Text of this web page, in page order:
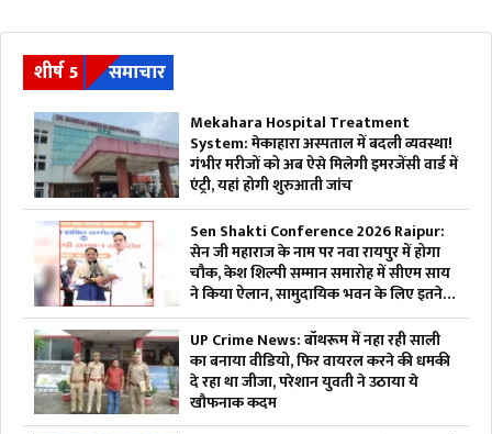
शीर्ष 5 समाचार
Mekahara Hospital Treatment
System: मेकाहारा अस्पताल में बदली व्यवस्था!
गंभीर मरीजों को अब ऐसे मिलेगी इमरजेंसी वार्ड में
एंट्री, यहां होगी शुरुआती जांच
Sen Shakti Conference 2026 Raipur:
सेन जी महाराज के नाम पर नवा रायपुर में होगा
चौक, केश शिल्पी सम्मान समारोह में सीएम साय
ने किया ऐलान, सामुदायिक भवन के लिए इतने
लाख रुपए देगी सरकार
UP Crime News: बॉथरूम में नहा रही साली
का बनाया वीडियो, फिर वायरल करने की धमकी
दे रहा था जीजा, परेशान युवती ने उठाया ये
खौफनाक कदम